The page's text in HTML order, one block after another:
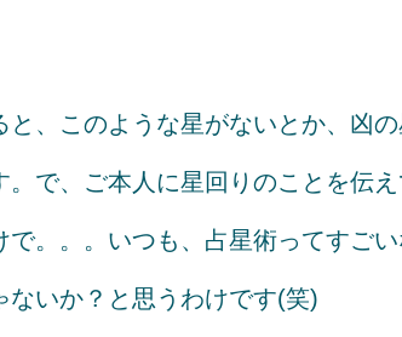
、このような星がないとか、凶
で、ご本人に星回りのことを伝え
。。。いつも、占星術ってすご
いか？と思うわけです(笑)